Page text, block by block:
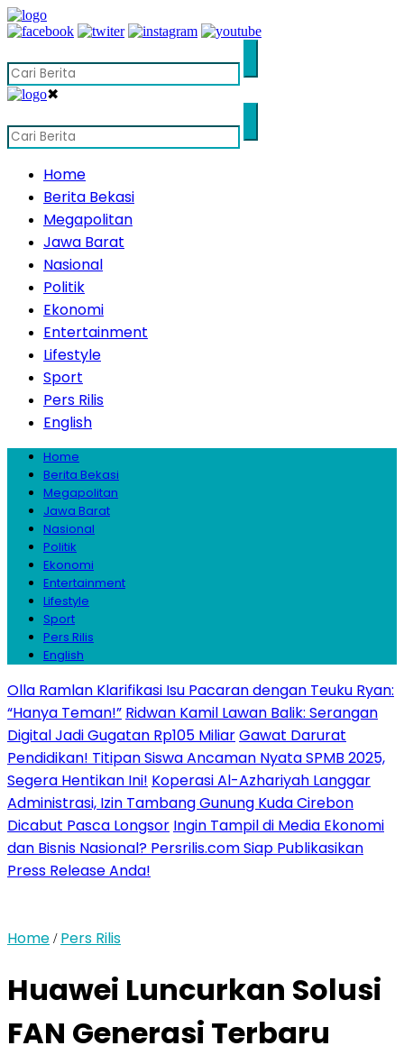
✖
Home
Berita Bekasi
Megapolitan
Jawa Barat
Nasional
Politik
Ekonomi
Entertainment
Lifestyle
Sport
Pers Rilis
English
Home
Berita Bekasi
Megapolitan
Jawa Barat
Nasional
Politik
Ekonomi
Entertainment
Lifestyle
Sport
Pers Rilis
English
Olla Ramlan Klarifikasi Isu Pacaran dengan Teuku Ryan:
“Hanya Teman!” Ridwan Kamil Lawan Balik: Serangan
Digital Jadi Gugatan Rp105 MiliarGawat Darurat
Pendidikan! Titipan Siswa Ancaman Nyata SPMB 2025,
Segera Hentikan Ini! Koperasi Al-Azhariyah Langgar
Administrasi, Izin Tambang Gunung Kuda Cirebon
Dicabut Pasca Longsor Ingin Tampil di Media Ekonomi
dan Bisnis Nasional? Persrilis.com Siap Publikasikan
Press Release Anda!
Home / Pers Rilis
Huawei Luncurkan Solusi
FAN Generasi Terbaru